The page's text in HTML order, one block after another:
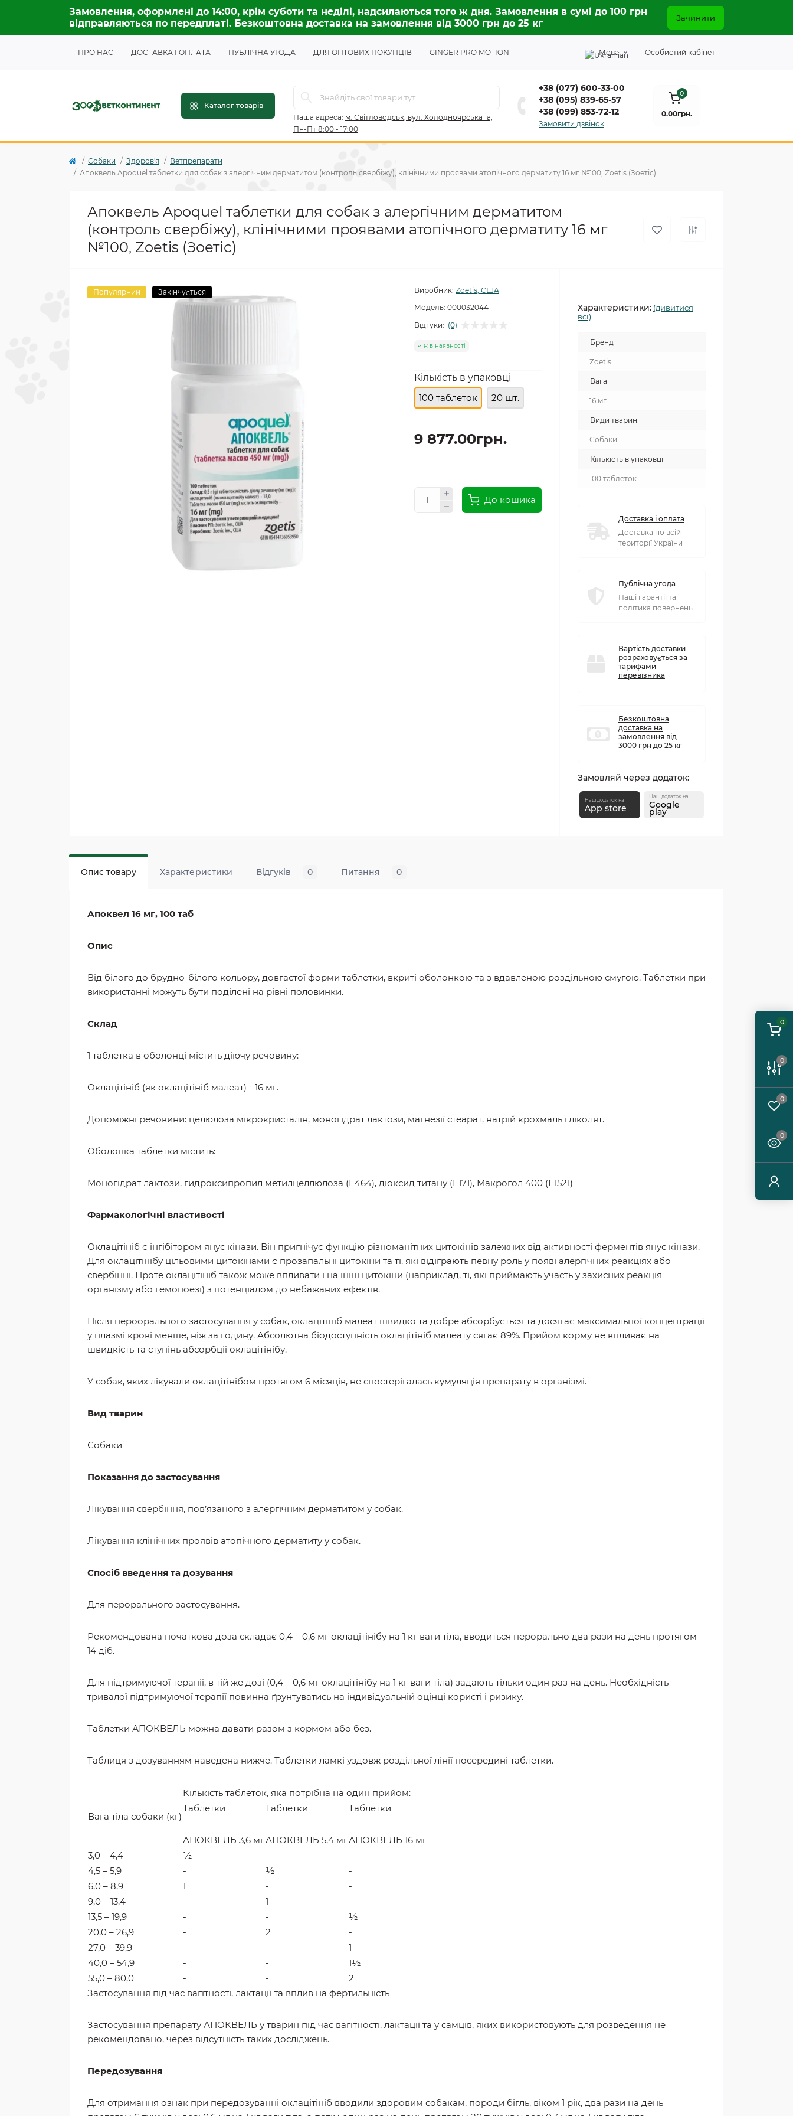
0
0
0
0
Замовлення, оформлені до 14:00, крім суботи та неділі, надсилаються того ж дня. Замовлення в сумі до 100 грн
відправляються по передплаті. Безкоштовна доставка на замовлення від 3000 грн до 25 кг
Зачинити
ПРО НАС ДОСТАВКА І ОПЛАТА ПУБЛІЧНА УГОДА ДЛЯ ОПТОВИХ ПОКУПЦІВ GINGER PRO MOTION Мова Особистий кабінет
Каталог товарів
Наша адреса: м. Світловодськ, вул. Холодноярська 1а,
Пн-Пт 8:00 - 17:00
+38 (077) 600-33-00
+38 (095) 839-65-57
+38 (099) 853-72-12
Замовити дзвінок
0
0.00грн.
Собаки Здоров'я
Ветпрепарати
Апоквель Apoquel таблетки для собак з алергічним дерматитом (контроль свербіжу), клінічними проявами атопічного дерматиту 16 мг №100, Zoetis (Зоетіс)
Апоквель Apoquel таблетки для собак з алергічним дерматитом
(контроль свербіжу), клінічними проявами атопічного дерматиту 16 мг
№100, Zoetis (Зоетіс)
Популярний Закінчується Виробник: Zoetis, США
Модель: 000032044
Відгуки: (0)
Є в наявності
Кількість в упаковці
100 таблеток
20 шт.
9 877.00грн.
До кошика
Характеристики: (дивитися
всі)
Бренд
Zoetis
Вага
16 мг
Види тварин
Собаки
Кількість в упаковці
100 таблеток
Доставка і оплата
Доставка по всій
території України
Публічна угода
Наші гарантії та
політика повернень
Вартість доставки
розраховується за
тарифами
перевізника
Безкоштовна
доставка на
замовлення від
3000 грн до 25 кг
Замовляй через додаток:
Наш додаток на
App store
Наш додаток на
Google
play
Опис товару Характеристики Відгуків 0 Питання 0
Апоквел 16 мг, 100 таб
Опис
Від білого до брудно-білого кольору, довгастої форми таблетки, вкриті оболонкою та з вдавленою роздільною смугою. Таблетки при
використанні можуть бути поділені на рівні половинки.
Склад
1 таблетка в оболонці містить діючу речовину:
Оклацітініб (як оклацітініб малеат) - 16 мг.
Допоміжні речовини: целюлоза мікрокристалін, моногідрат лактози, магнезії стеарат, натрій крохмаль гліколят.
Оболонка таблетки містить:
Моногідрат лактози, гидроксипропил метилцеллюлоза (Е464), діоксид титану (Е171), Макрогол 400 (Е1521)
Фармакологічні властивості
Оклацітініб є інгібітором янус кінази. Він пригнічує функцію різноманітних цитокінів залежних від активності ферментів янус кінази.
Для оклацітінібу цільовими цитокінами є прозапальні цитокіни та ті, які відіграють певну роль у появі алергічних реакціях або
свербінні. Проте оклацітініб також може впливати і на інші цитокіни (наприклад, ті, які приймають участь у захисних реакція
організму або гемопоезі) з потенціалом до небажаних ефектів.
Після пероорального застосування у собак, оклацітініб малеат швидко та добре абсорбується та досягає максимальної концентрації
у плазмі крові менше, ніж за годину. Абсолютна біодоступність оклацітініб малеату сягає 89%. Прийом корму не впливає на
швидкість та ступінь абсорбції оклацітінібу.
У собак, яких лікували оклацітінібом протягом 6 місяців, не спостерігалась кумуляція препарату в організмі.
Вид тварин
Собаки
Показання до застосування
Лікування свербіння, пов’язаного з алергічним дерматитом у собак.
Лікування клінічних проявів атопічного дерматиту у собак.
Спосіб введення та дозування
Для перорального застосування.
Рекомендована початкова доза складає 0,4 – 0,6 мг оклацітінібу на 1 кг ваги тіла, вводиться перорально два рази на день протягом
14 діб.
Для підтримуючої терапії, в тій же дозі (0,4 – 0,6 мг оклацітінібу на 1 кг ваги тіла) задають тільки один раз на день. Необхідність
тривалої підтримуючої терапії повинна ґрунтуватись на індивідуальній оцінці користі і ризику.
Таблетки АПОКВЕЛЬ можна давати разом з кормом або без.
Таблиця з дозуванням наведена нижче. Таблетки ламкі уздовж роздільної лінії посередині таблетки.
Вага тіла собаки (кг)
Кількість таблеток, яка потрібна на один прийом:
Таблетки
АПОКВЕЛЬ 3,6 мг
Таблетки
АПОКВЕЛЬ 5,4 мг
Таблетки
АПОКВЕЛЬ 16 мг
3,0 – 4,4
½ -
-
4,5 – 5,9
- ½
-
6,0 – 8,9
1 -
-
9,0 – 13,4
- 1
-
13,5 – 19,9
- -
½
20,0 – 26,9
- 2
-
27,0 – 39,9
- -
1
40,0 – 54,9
- -
1½
55,0 – 80,0
- -
2
Застосування під час вагітності, лактації та вплив на фертильність
Застосування препарату АПОКВЕЛЬ у тварин під час вагітності, лактації та у самців, яких використовують для розведення не
рекомендовано, через відсутність таких досліджень.
Передозування
Для отримання ознак при передозуванні оклацітініб вводили здоровим собакам, породи бігль, віком 1 рік, два рази на день